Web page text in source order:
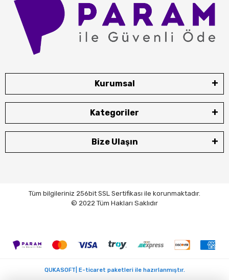
Kurumsal
Kategoriler
Bize Ulaşın
Tüm bilgileriniz 256bit SSL Sertifikası ile korunmaktadır.
© 2022 Tüm Hakları Saklıdır
QUKASOFT| E-ticaret paketleri ile hazırlanmıştır.